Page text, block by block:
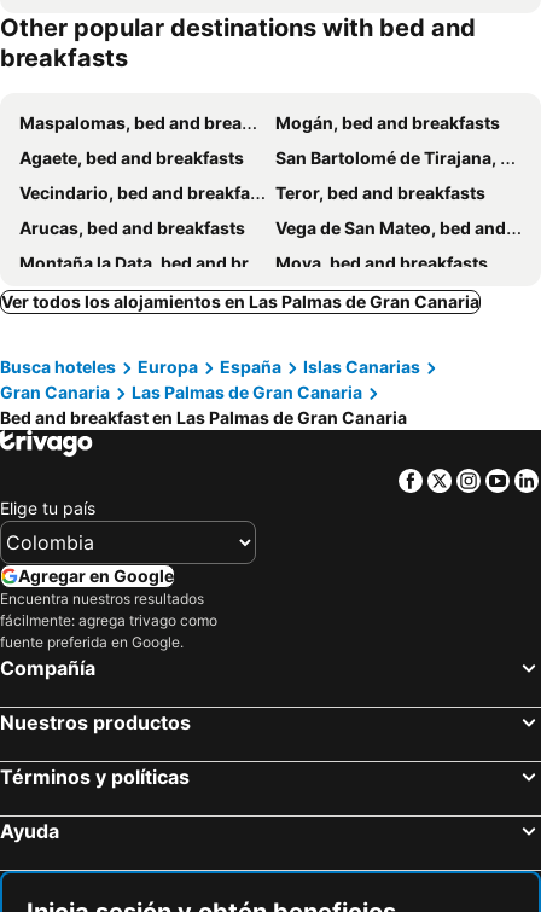
Other popular destinations with bed and
breakfasts
Maspalomas, bed and breakfasts
Mogán, bed and breakfasts
Agaete, bed and breakfasts
San Bartolomé de Tirajana, bed and breakfasts
Vecindario, bed and breakfasts
Teror, bed and breakfasts
Arucas, bed and breakfasts
Vega de San Mateo, bed and breakfasts
Montaña la Data, bed and breakfasts
Moya, bed and breakfasts
Agüimes, bed and breakfasts
Ingenio, bed and breakfasts
San Felipe, bed and breakfasts
Telde, bed and breakfasts
Santa María de Guía de Gran Canaria, bed and breakfasts
Firgas, bed and breakfasts
Tejeda, bed and breakfasts
Ver todos los alojamientos en Las Palmas de Gran Canaria
Busca hoteles Europa España
Islas Canarias
Gran Canaria
Las Palmas de Gran Canaria
Bed and breakfast en Las Palmas de Gran Canaria
Facebook
Twitter
Elige tu país
Agregar en Google
Encuentra nuestros resultados
fácilmente: agrega trivago como
fuente preferida en Google.
Compañía
Nuestros productos
Términos y políticas
Ayuda